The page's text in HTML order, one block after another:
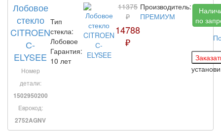
Лобовое
стекло
CITROEN
С-
ELYSEE
Номер
детали:
1502950200
Еврокод:
2752AGNV
Тип
стекла:
Лобовое
Гарантия:
10 лет
11375
₽
14788
₽
Производитель:
ПРЕМИУМ
по